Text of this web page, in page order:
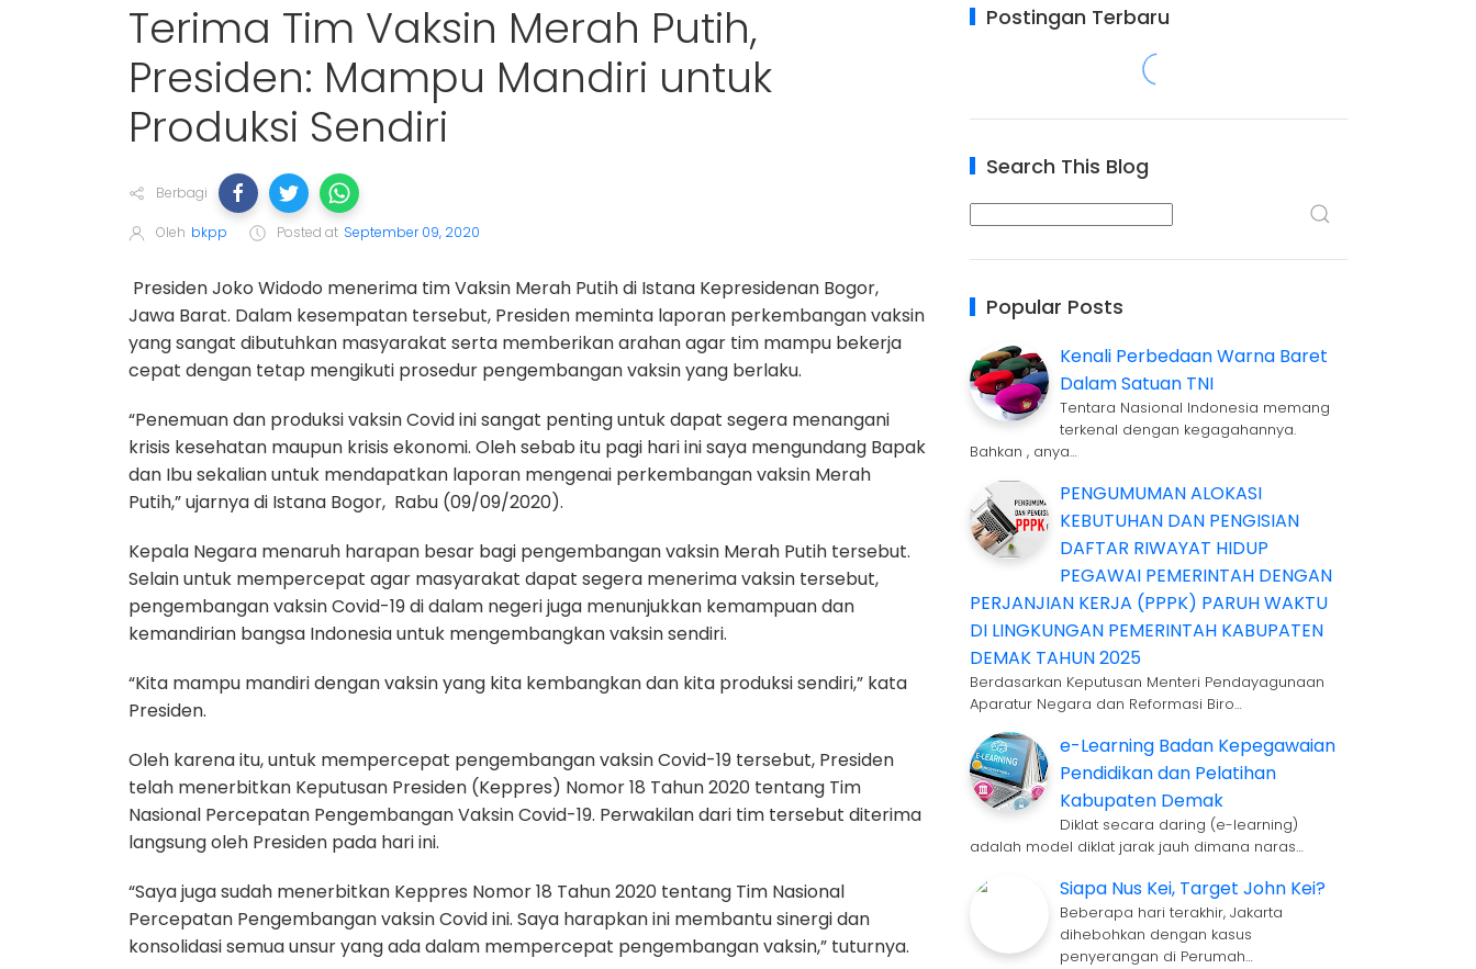
Terima Tim Vaksin Merah Putih,
Presiden: Mampu Mandiri untuk
Produksi Sendiri
Berbagi
Oleh bkpp Posted at September 09, 2020
Presiden Joko Widodo menerima tim Vaksin Merah Putih di Istana Kepresidenan Bogor,
Jawa Barat. Dalam kesempatan tersebut, Presiden meminta laporan perkembangan vaksin
yang sangat dibutuhkan masyarakat serta memberikan arahan agar tim mampu bekerja
cepat dengan tetap mengikuti prosedur pengembangan vaksin yang berlaku.
“Penemuan dan produksi vaksin Covid ini sangat penting untuk dapat segera menangani
krisis kesehatan maupun krisis ekonomi. Oleh sebab itu pagi hari ini saya mengundang Bapak
dan Ibu sekalian untuk mendapatkan laporan mengenai perkembangan vaksin Merah
Putih,” ujarnya di Istana Bogor, Rabu (09/09/2020).
Kepala Negara menaruh harapan besar bagi pengembangan vaksin Merah Putih tersebut.
Selain untuk mempercepat agar masyarakat dapat segera menerima vaksin tersebut,
pengembangan vaksin Covid-19 di dalam negeri juga menunjukkan kemampuan dan
kemandirian bangsa Indonesia untuk mengembangkan vaksin sendiri.
“Kita mampu mandiri dengan vaksin yang kita kembangkan dan kita produksi sendiri,” kata
Presiden.
Oleh karena itu, untuk mempercepat pengembangan vaksin Covid-19 tersebut, Presiden
telah menerbitkan Keputusan Presiden (Keppres) Nomor 18 Tahun 2020 tentang Tim
Nasional Percepatan Pengembangan Vaksin Covid-19. Perwakilan dari tim tersebut diterima
langsung oleh Presiden pada hari ini.
“Saya juga sudah menerbitkan Keppres Nomor 18 Tahun 2020 tentang Tim Nasional
Percepatan Pengembangan vaksin Covid ini. Saya harapkan ini membantu sinergi dan
konsolidasi semua unsur yang ada dalam mempercepat pengembangan vaksin,” tuturnya.
Postingan Terbaru
Search This Blog
Popular Posts
Kenali Perbedaan Warna Baret
Dalam Satuan TNI
Tentara Nasional Indonesia memang
terkenal dengan kegagahannya.
Bahkan , anya…
PENGUMUMAN ALOKASI
KEBUTUHAN DAN PENGISIAN
DAFTAR RIWAYAT HIDUP
PEGAWAI PEMERINTAH DENGAN
PERJANJIAN KERJA (PPPK) PARUH WAKTU
DI LINGKUNGAN PEMERINTAH KABUPATEN
DEMAK TAHUN 2025
Berdasarkan Keputusan Menteri Pendayagunaan
Aparatur Negara dan Reformasi Biro…
e-Learning Badan Kepegawaian
Pendidikan dan Pelatihan
Kabupaten Demak
Diklat secara daring (e-learning)
adalah model diklat jarak jauh dimana naras…
Siapa Nus Kei, Target John Kei?
Beberapa hari terakhir, Jakarta
dihebohkan dengan kasus
penyerangan di Perumah…